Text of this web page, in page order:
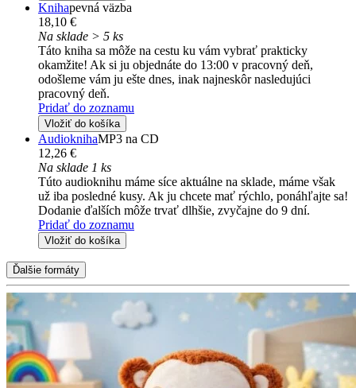
Knihapevná väzba
18,10 €
Na sklade > 5 ks
Táto kniha sa môže na cestu ku vám vybrať prakticky
okamžite! Ak si ju objednáte do 13:00 v pracovný deň,
odošleme vám ju ešte dnes, inak najneskôr nasledujúci
pracovný deň.
Pridať do zoznamu
Vložiť do košíka
AudioknihaMP3 na CD
12,26 €
Na sklade 1 ks
Túto audioknihu máme síce aktuálne na sklade, máme však
už iba posledné kusy. Ak ju chcete mať rýchlo, ponáhľajte sa!
Dodanie ďalších môže trvať dlhšie, zvyčajne do 9 dní.
Pridať do zoznamu
Vložiť do košíka
Ďalšie formáty